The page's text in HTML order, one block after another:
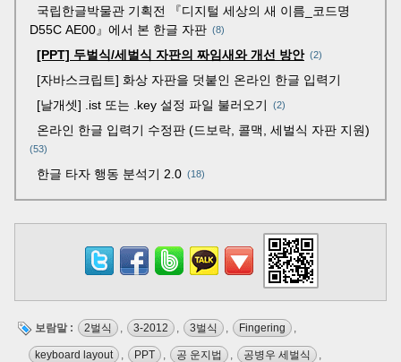
국립한글박물관 기획전 『디지털 세상의 새 이름_코드명
D55C AE00』에서 본 한글 자판
8
[PPT] 두벌식/세벌식 자판의 짜임새와 개선 방안 2
[자바스크립트] 화상 자판을 덧붙인 온라인 한글 입력기
[날개셋] .ist 또는 .key 설정 파일 불러오기
2
온라인 한글 입력기 수정판 (드보락, 콜맥, 세벌식 자판 지원)
53
한글 타자 행동 분석기 2.0 18
보람말 : 2벌식 , 3-2012 , 3벌식 , Fingering ,
keyboard layout , PPT , 공 운지법 , 공병우 세벌식 ,